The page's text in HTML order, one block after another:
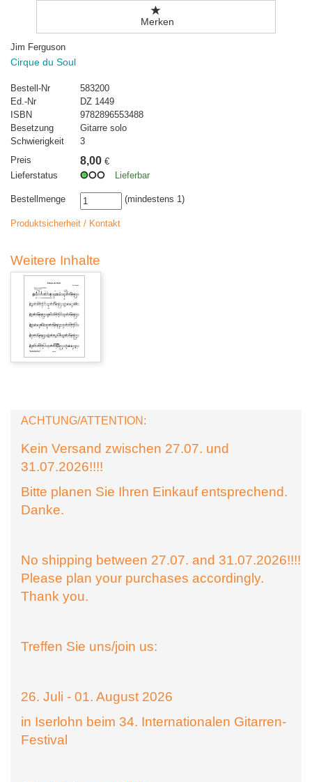
Merken
Jim Ferguson
Cirque du Soul
Bestell-Nr
583200
Ed.-Nr
DZ 1449
ISBN
9782896553488
Besetzung
Gitarre solo
Schwierigkeit
3
Preis
8,00 €
Lieferstatus
Lieferbar
Bestellmenge (mindestens 1)
Produktsicherheit / Kontakt
Weitere Inhalte
ACHTUNG/ATTENTION:
Kein Versand zwischen 27.07. und
31.07.2026!!!!
Bitte planen Sie Ihren Einkauf entsprechend.
Danke.
No shipping between 27.07. and 31.07.2026!!!!
Please plan your purchases accordingly.
Thank you.
Treffen Sie uns/join us:
26. Juli - 01. August 2026
in Iserlohn beim 34. Internationalen Gitarren-
Festival